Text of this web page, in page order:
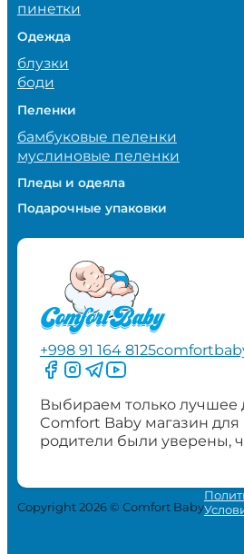
пинетки
Одежда
блузки
боди
Пеленки
бамбуковые пеленки
муслиновые пеленки
Пледы и одеяла
Подарочные упаковки
+998 91 164 8125
Следите за нами на
Следите за нами в
Следите за нами в
Следите за нами в
Выбираем только лучшее
Comfort Baby магазин
родители были уверены,
Copyright 2026 © Comfort Baby